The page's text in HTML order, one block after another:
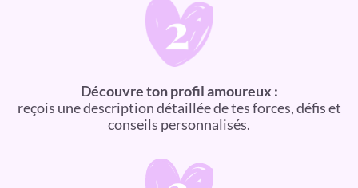
Découvre ton profil amoureux :
reçois une description détaillée de tes forces, défis et
conseils personnalisés.